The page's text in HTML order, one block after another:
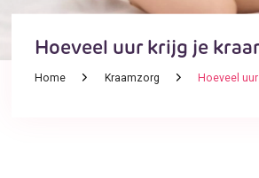
Hoeveel uur krijg je
Home Kraamzorg Hoeveel